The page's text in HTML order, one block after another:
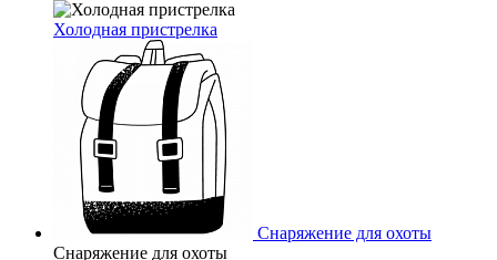
Холодная пристрелка
Снаряжение для охоты
Снаряжение для охоты